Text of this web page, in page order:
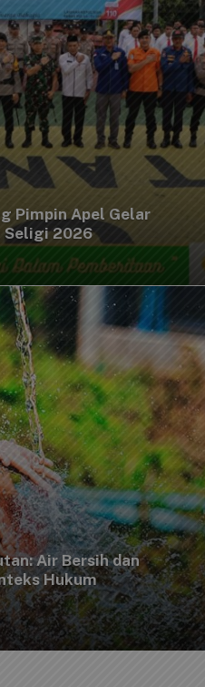
Pimpin Apel Gelar
Seligi 2026
Air Bersih dan
Hukum